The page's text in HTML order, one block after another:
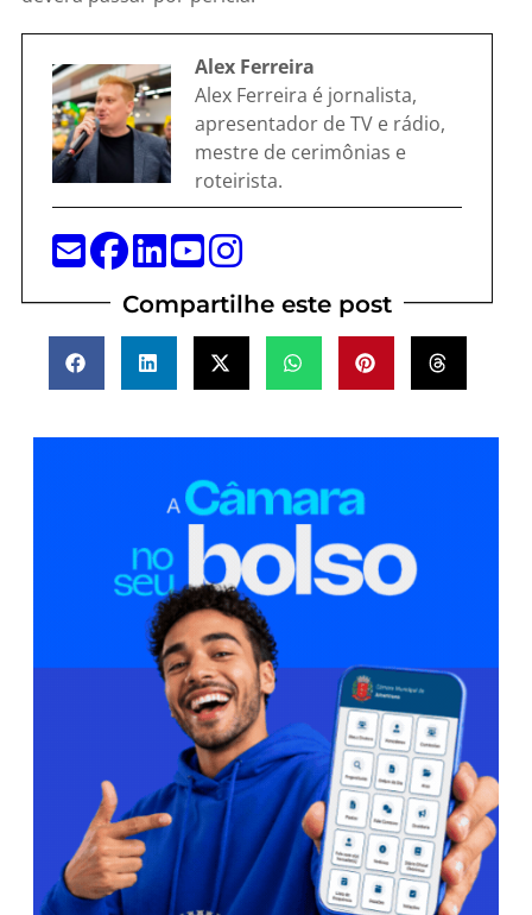
Alex Ferreira
Alex Ferreira é jornalista,
apresentador de TV e rádio,
mestre de cerimônias e
roteirista.
Compartilhe este post